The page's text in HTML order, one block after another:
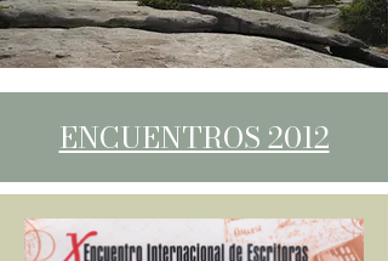
ENCUENTROS 2012